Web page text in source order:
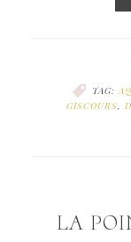
TAG:
GISCOURS
LA